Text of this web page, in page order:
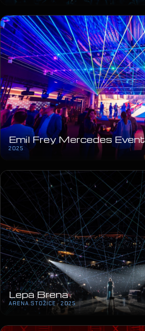
Emil Frey Mercedes Event
2025
Lepa Brena
ARENA STOŽICE · 2025